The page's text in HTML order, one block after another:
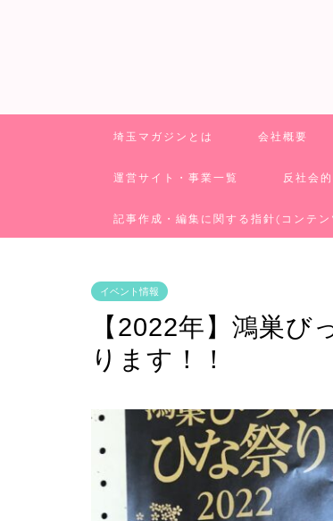
埼玉マガジンとは 会社概要
運営サイト・事業一覧 反社会
記事作成・編集に関する指針(コンテ
イベント情報
【2022年】鴻巣び
ります！！